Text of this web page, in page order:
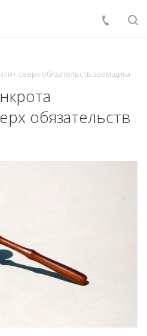
сверх обязательств заемщика
обязательств